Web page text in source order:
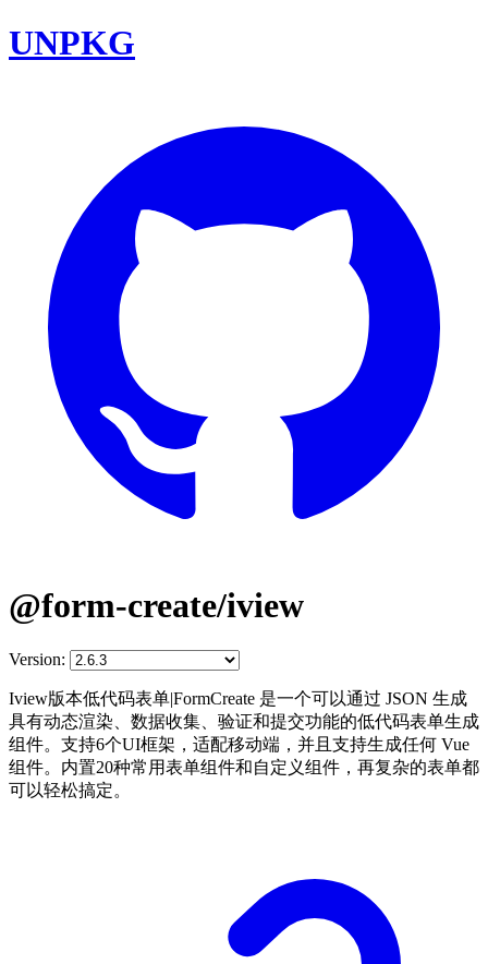
UNPKG
@form-create/iview
Version:
Iview版本低代码表单|FormCreate 是一个可以通过 JSON 生成
具有动态渲染、数据收集、验证和提交功能的低代码表单生成
组件。支持6个UI框架，适配移动端，并且支持生成任何 Vue
组件。内置20种常用表单组件和自定义组件，再复杂的表单都
可以轻松搞定。